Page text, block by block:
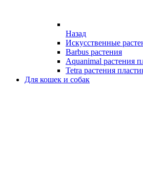
Назад
Искусственные
Barbus растения
Aquanimal растения
Tetra растения
Для кошек и собак